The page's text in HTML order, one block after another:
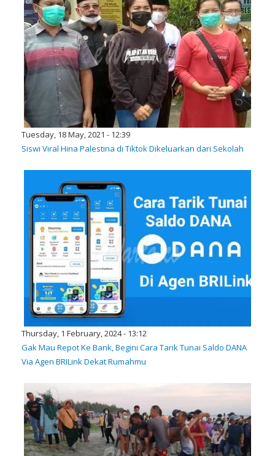
Tuesday, 18 May, 2021 - 12:39
Siswi Viral Hina Palestina di Tiktok Dikeluarkan dari Sekolah
Thursday, 1 February, 2024 - 13:12
Gak Mau Repot Ke Bank, Begini Cara Tarik Tunai Saldo DANA
Via Agen BRILink Dekat Rumahmu